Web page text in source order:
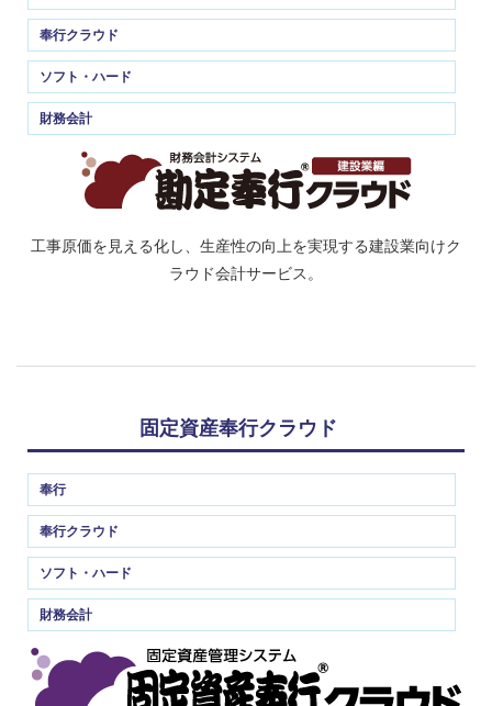
奉行クラウド
ソフト・ハード
財務会計
工事原価を見える化し、生産性の向上を実現する建設業向けク
ラウド会計サービス。
固定資産奉行クラウド
奉行
奉行クラウド
ソフト・ハード
財務会計